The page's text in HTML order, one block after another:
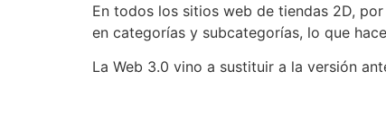
En todos los sitios web de tiendas 2D,
en categorías y subcategorías, lo que
La Web 3.0 vino a sustituir a la versión